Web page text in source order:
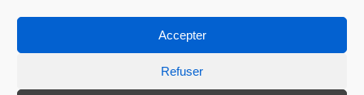
Accepter
Refuser
MEDIA INSTITUTE
STRATÉGIE MARKETING & DIGITALE © TOUS DROITS RÉSERVÉS 2017-2025